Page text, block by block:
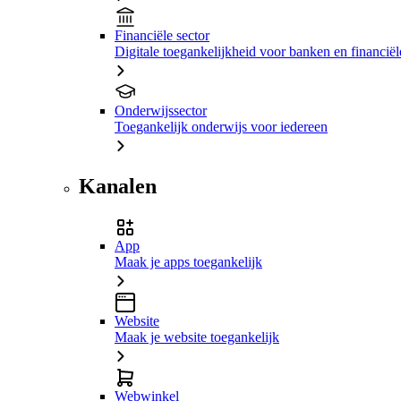
Financiële sector
Digitale toegankelijkheid voor banken en
Onderwijssector
Toegankelijk onderwijs voor iedereen
Kanalen
App
Maak je apps toegankelijk
Website
Maak je website toegankelijk
Webwinkel